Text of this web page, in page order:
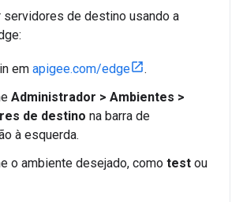
servidores de destino usando a
em apigee.com/edge
.
Administrador > Ambientes >
de destino na barra de
à esquerda.
o ambiente desejado, como test ou